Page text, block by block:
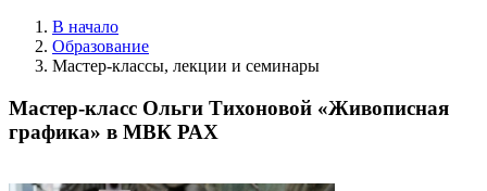
В начало
Образование
Мастер-классы, лекции и семинары
Мастер-класс Ольги Тихоновой «Живописная
графика» в МВК РАХ